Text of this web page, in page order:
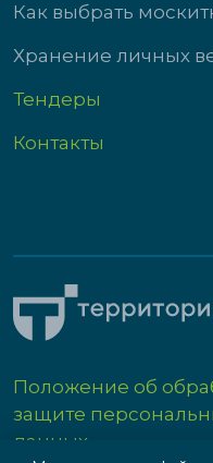
Как выбрать
Хранение личных
Тендеры
Контакты
Положение об
защите
данных